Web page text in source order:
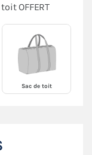
OFFERT
Sac de toit